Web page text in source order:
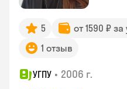
5 от 1590 ₽
1 отзыв
УГПУ • 2006 г.